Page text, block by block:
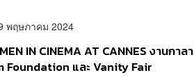
พฤษภาคม 2024
IN CINEMA AT CANNES งานกา
Foundation และ Vanity Fair